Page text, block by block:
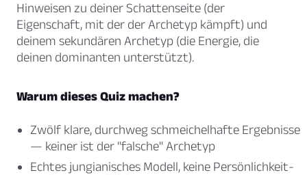
Hinweisen zu deiner Schattenseite (der
Eigenschaft, mit der der Archetyp kämpft) und
deinem sekundären Archetyp (die Energie, die
deinen dominanten unterstützt).
Warum dieses Quiz machen?
Zwölf klare, durchweg schmeichelhafte Ergebnisse
— keiner ist der "falsche" Archetyp
Echtes jungianisches Modell, keine Persönlichkeit-